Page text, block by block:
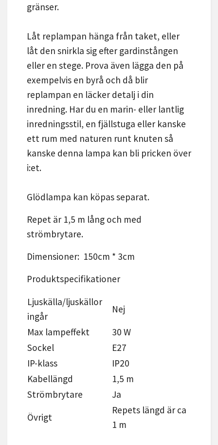
gränser.
Låt replampan hänga från taket, eller
låt den snirkla sig efter gardinstången
eller en stege. Prova även lägga den på
exempelvis en byrå och då blir
replampan en läcker detalj i din
inredning. Har du en marin- eller lantlig
inredningsstil, en fjällstuga eller kanske
ett rum med naturen runt knuten så
kanske denna lampa kan bli pricken över
i:et.
Glödlampa kan köpas separat.
Repet är 1,5 m lång och med
strömbrytare.
Dimensioner: 150cm * 3cm
Produktspecifikationer
Ljuskälla/ljuskällor
ingår
Nej
Max lampeffekt
30 W
Sockel
E27
IP-klass
IP20
Kabellängd
1,5 m
Strömbrytare
Ja
Övrigt
Repets längd är ca
1 m